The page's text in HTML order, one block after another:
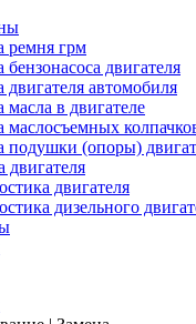
ремня грм
бензонасоса двигателя
двигателя автомобиля
масла в двигателе
маслосъемных
подушки (опоры)
двигателя
двигателя
дизельного